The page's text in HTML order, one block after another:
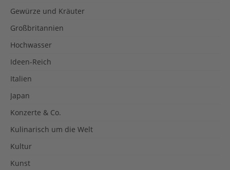
Gewürze und Kräuter
Großbritannien
Hochwasser
Ideen-Reich
Italien
Japan
Konzerte & Co.
Kulinarisch um die Welt
Kultur
Kunst